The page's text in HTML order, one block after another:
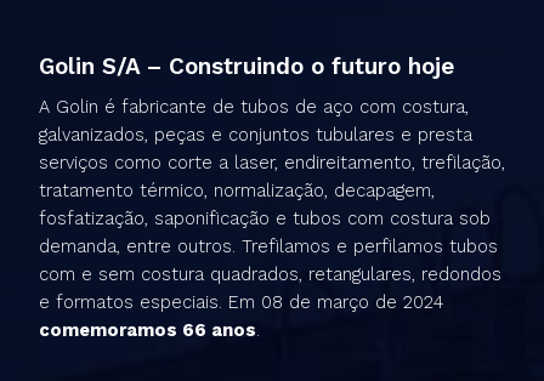
Golin S/A – Construindo o futuro hoje
A Golin é fabricante de tubos de aço com costura,
galvanizados, peças e conjuntos tubulares e presta
serviços como corte a laser, endireitamento, trefilação,
tratamento térmico, normalização, decapagem,
fosfatização, saponificação e tubos com costura sob
demanda, entre outros. Trefilamos e perfilamos tubos
com e sem costura quadrados, retangulares, redondos
e formatos especiais. Em 08 de março de 2024
comemoramos 66 anos.